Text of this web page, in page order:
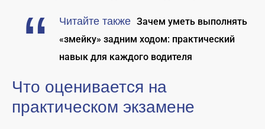
Читайте также Зачем уметь выполнять
«змейку» задним ходом: практический
навык для каждого водителя
Что оценивается на
практическом экзамене